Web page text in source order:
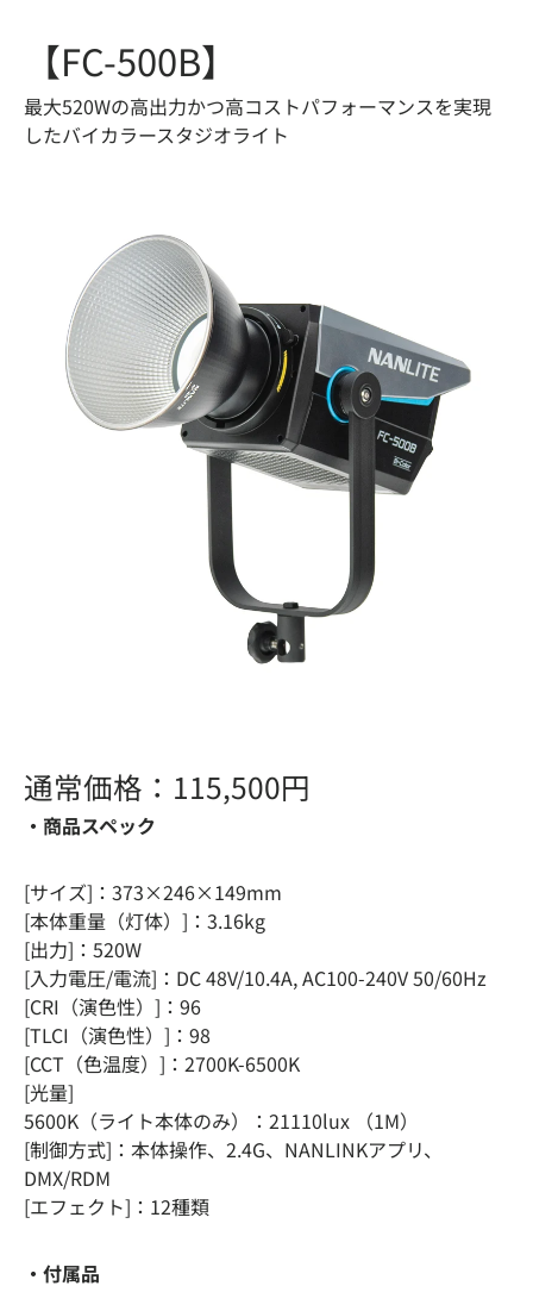
【FC-500B】
最大520Wの高出力かつ高コストパフォーマンスを実現
したバイカラースタジオライト
通常価格：115,500円
・商品スペック
[サイズ]​：373×246×149mm
[本体重量（灯体）]：3.16kg​
[出力]​：520W​
[入力電圧/電流]​：DC 48V/10.4A, AC100-240V 50/60Hz
[CRI（演色性）]：96
[TLCI（演色性）]​：​98
[CCT（色温度）]​：2700K-6500K​
[光量]
5600K（ライト本体のみ）：21110lux （1M）
[制御方式]：本体操作、2.4G、NANLINKアプリ、
DMX/RDM
[エフェクト]：12種類
・付属品